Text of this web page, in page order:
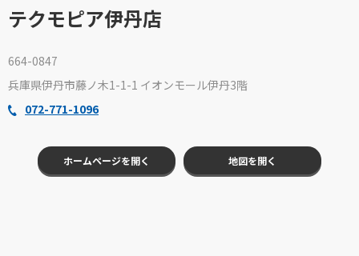
テクモピア伊丹店
664-0847
兵庫県伊丹市藤ノ木1-1-1 イオンモール伊丹3階
072-771-1096
ホームページを開く 地図を開く